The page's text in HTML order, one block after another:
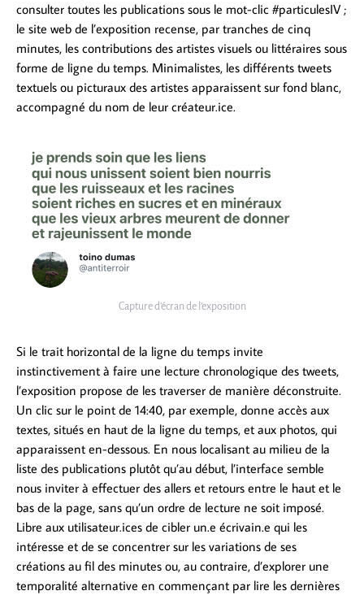
consulter toutes les publications sous le mot-clic #particulesIV ;
le site web de l’exposition recense, par tranches de cinq
minutes, les contributions des artistes visuels ou littéraires sous
forme de ligne du temps. Minimalistes, les différents tweets
textuels ou picturaux des artistes apparaissent sur fond blanc,
accompagné du nom de leur créateur.ice.
Capture d’écran de l’exposition
Si le trait horizontal de la ligne du temps invite
instinctivement à faire une lecture chronologique des tweets,
l’exposition propose de les traverser de manière déconstruite.
Un clic sur le point de 14:40, par exemple, donne accès aux
textes, situés en haut de la ligne du temps, et aux photos, qui
apparaissent en-dessous. En nous localisant au milieu de la
liste des publications plutôt qu’au début, l’interface semble
nous inviter à effectuer des allers et retours entre le haut et le
bas de la page, sans qu’un ordre de lecture ne soit imposé.
Libre aux utilisateur.ices de cibler un.e écrivain.e qui les
intéresse et de se concentrer sur les variations de ses
créations au fil des minutes ou, au contraire, d’explorer une
temporalité alternative en commençant par lire les dernières